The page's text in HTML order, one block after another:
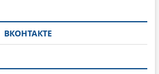
ВКОНТАКТЕ